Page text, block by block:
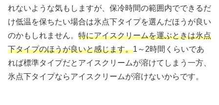
れないような気もしますが、保冷時間の範囲内でできるだ
け低温を保ちたい場合は氷点下タイプを選んだほうが良い
のかもしれません。 特にアイスクリームを運ぶときは氷点
下タイプのほうが良いと感じます。1～2時間くらいであ
れば標準タイプだとアイスクリームが溶けてしまう一方、
氷点下タイプならアイスクリームが溶けないからです。